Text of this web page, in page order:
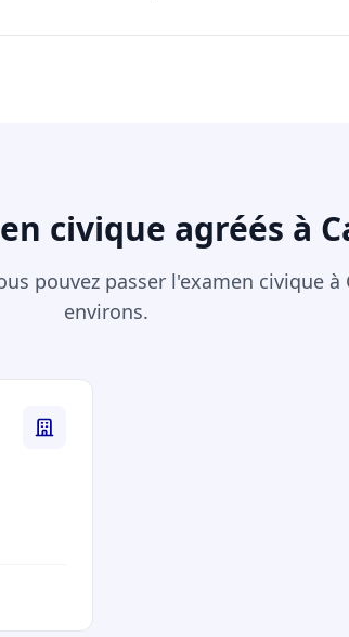
civique agréés à
pouvez passer l'examen civique à
environs.